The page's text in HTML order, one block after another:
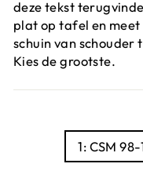
deze tekst
plat op tafel en meet
schuin van schouder
Kies de grootste.
1: CSM